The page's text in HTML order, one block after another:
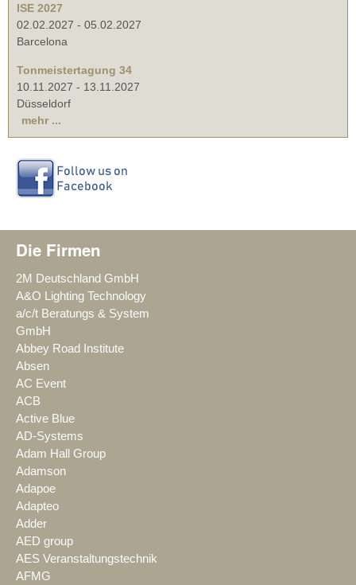
ISE 2027
02.02.2027 - 05.02.2027
Barcelona
Tonmeistertagung 34
10.11.2027 - 13.11.2027
Düsseldorf
mehr ...
Die Firmen
2M Deutschland GmbH
A&O Lighting Technology
a/c/t Beratungs & System
GmbH
Abbey Road Institute
Absen
AC Event
ACB
Active Blue
AD-Systems
Adam Hall Group
Adamson
Adapoe
Adapteo
Adder
AED group
AES Veranstaltungstechnik
AFMG